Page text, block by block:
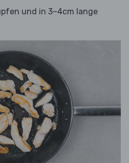
und in 3–4cm lange